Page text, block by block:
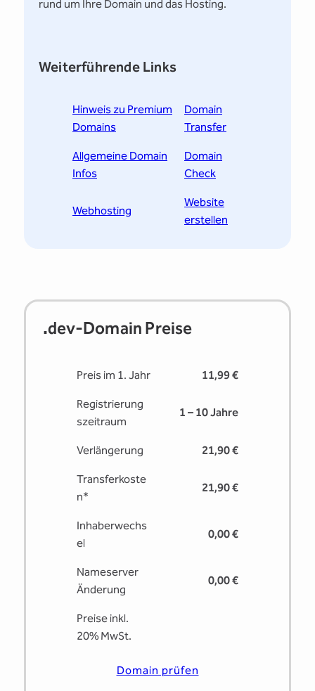
rund um Ihre Domain und das Hosting.
Weiterführende Links
Hinweis zu Premium
Domains
Domain
Transfer
Allgemeine Domain
Infos
Domain
Check
Webhosting
Website
erstellen
.dev-Domain Preise
Preis im 1. Jahr 11,99 €
Registrierung
s­zeitraum
1 – 10 Jahre
Verlängerung 21,90 €
Transferkoste
n*
21,90 €
Inhaberwechs
el
0,00 €
Nameserver
Änderung
0,00 €
Preise inkl.
20% MwSt.
Domain prüfen